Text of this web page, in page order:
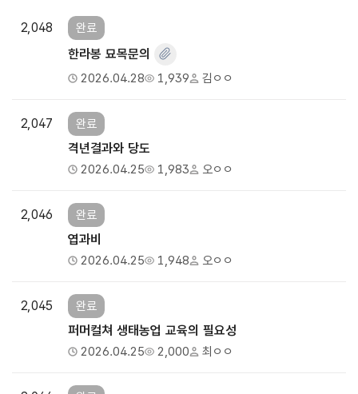
2,048 완료
한라봉 묘목문의
2026.04.28 1,939 김ㅇㅇ
2,047 완료
격년결과와 당도
2026.04.25 1,983 오ㅇㅇ
2,046 완료
엽과비
2026.04.25 1,948 오ㅇㅇ
2,045 완료
퍼머컬쳐 생태농업 교육의 필요성
2026.04.25 2,000 최ㅇㅇ